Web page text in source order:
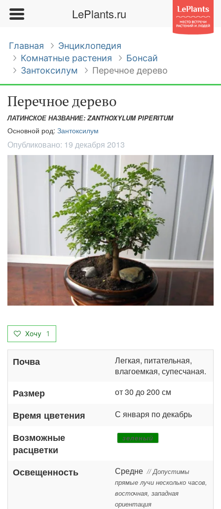
LePlants.ru
Главная
Энциклопедия
Комнатные растения
Бонсай
Зантоксилум
Перечное дерево
Перечное дерево
ЛАТИНСКОЕ НАЗВАНИЕ: ZANTHOXYLUM PIPERITUM
Основной род: Зантоксилум
Опубликовано: 19 декабря 2013
Хочу 1
Почва
Легкая, питательная,
влагоемкая, супесчаная.
Размер от 30 до 200 см
Время цветения С января по декабрь
Возможные
расцветки
зеленый
Освещенность Средне // Допустимы
прямые лучи несколько часов,
восточная, западная
ориентация